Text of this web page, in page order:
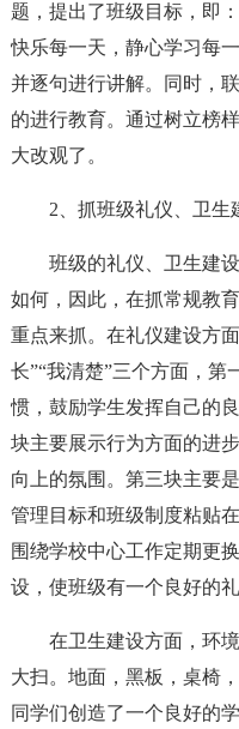
题，提出了班级目标，即
快乐每一天，静心学习每
并逐句进行讲解。同时，
的进行教育。通过树立榜
大改观了。
2、抓班级礼仪、卫生
班级的礼仪、卫生建
如何，因此，在抓常规教
重点来抓。在礼仪建设方
长”“我清楚”三个方面，第
惯，鼓励学生发挥自己的
块主要展示行为方面的进
向上的氛围。第三块主要
管理目标和班级制度粘贴
围绕学校中心工作定期更
设，使班级有一个良好的
在卫生建设方面，环
大扫。地面，黑板，桌椅
同学们创造了一个良好的学